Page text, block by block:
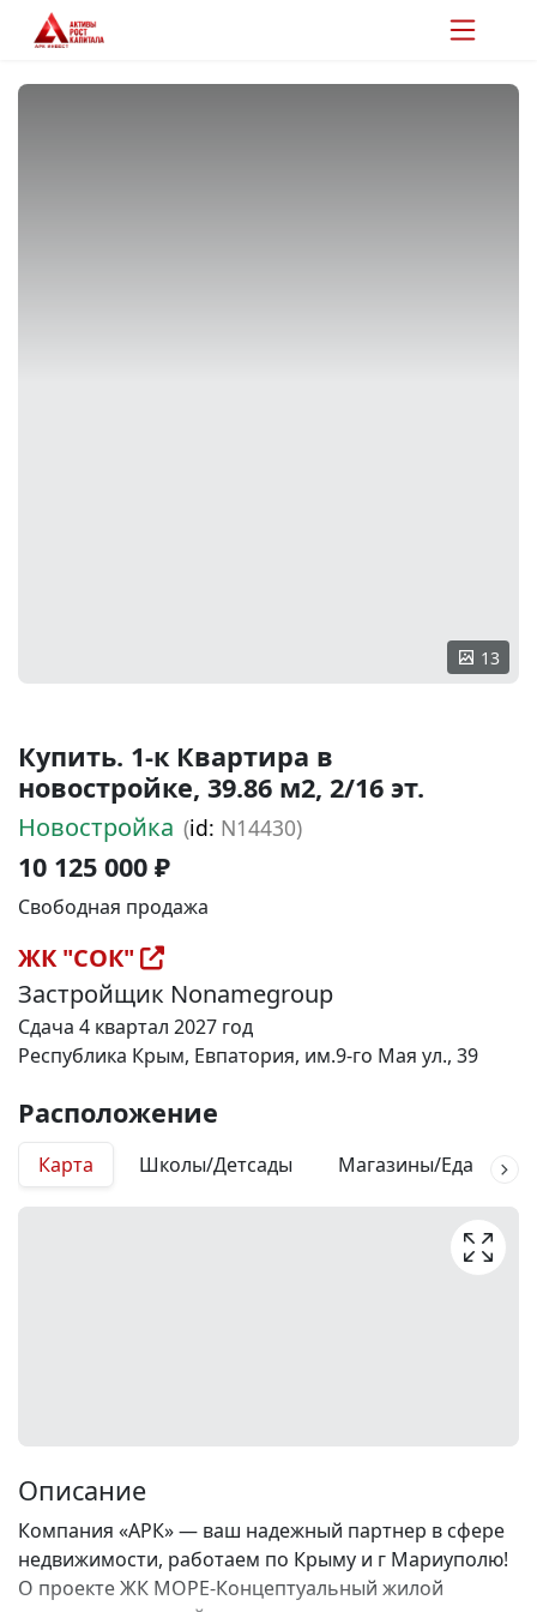
13
Купить. 1-к Квартира в
новостройке, 39.86 м2, 2/16 эт.
Новостройка (id: N14430)
10 125 000 ₽
Свободная продажа
ЖК "СОК"
Застройщик Nonamegroup
Сдача 4 квартал 2027 год
Республика Крым, Евпатория, им.9-го Мая ул., 39
Расположение
Карта Школы/Детсады Магазины/Еда
Описание
Компания «АРК» — ваш надежный партнер в сфере
недвижимости, работаем по Крыму и г Мариуполю!
О проекте ЖК МОРЕ-Концептуальный жилой